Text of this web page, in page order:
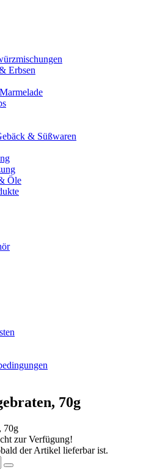
Erbsen
& Süßwaren
Öle
70g
zur Verfügung!
der Artikel lieferbar ist.